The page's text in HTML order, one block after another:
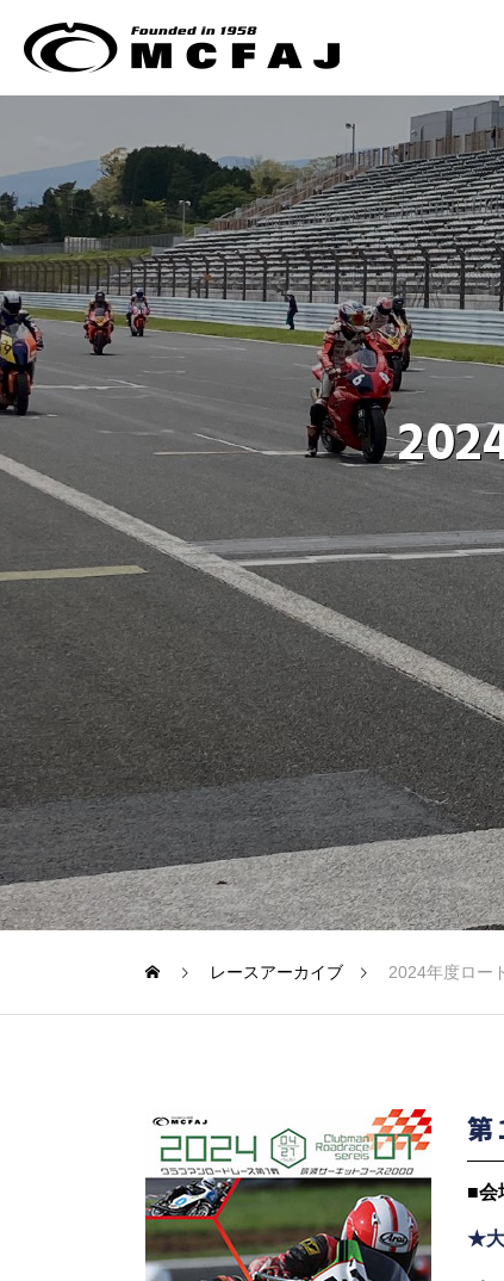
ホーム
クラブマンモトクロス
過去のレースアーカイブ
クラブマンロードレース
過去のレースアーカイブ
レース日程
インフォメーション
年間クラブ登録
レースアーカイブ 2024年度ロー
第
■会
★大